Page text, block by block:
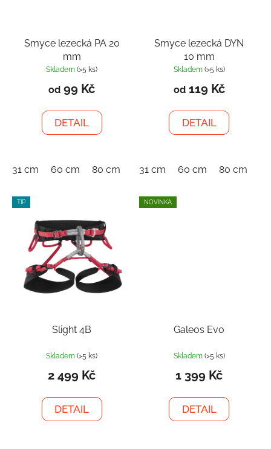
Smyce lezecká PA 20
mm
Skladem(>5 ks)
od 99 Kč
DETAIL
31 cm 60 cm 80 cm 120 cm 150 cm 180 cm
Smyce lezecká DYN
10 mm
Skladem (>5 ks)
od119 Kč
DETAIL
31 cm 60 cm 80 cm
TIP
Slight 4B
Skladem(>5 ks)
2 499 Kč
DETAIL
NOVINKA
Galeos Evo
Skladem (>5 ks)
1 399 Kč
DETAIL